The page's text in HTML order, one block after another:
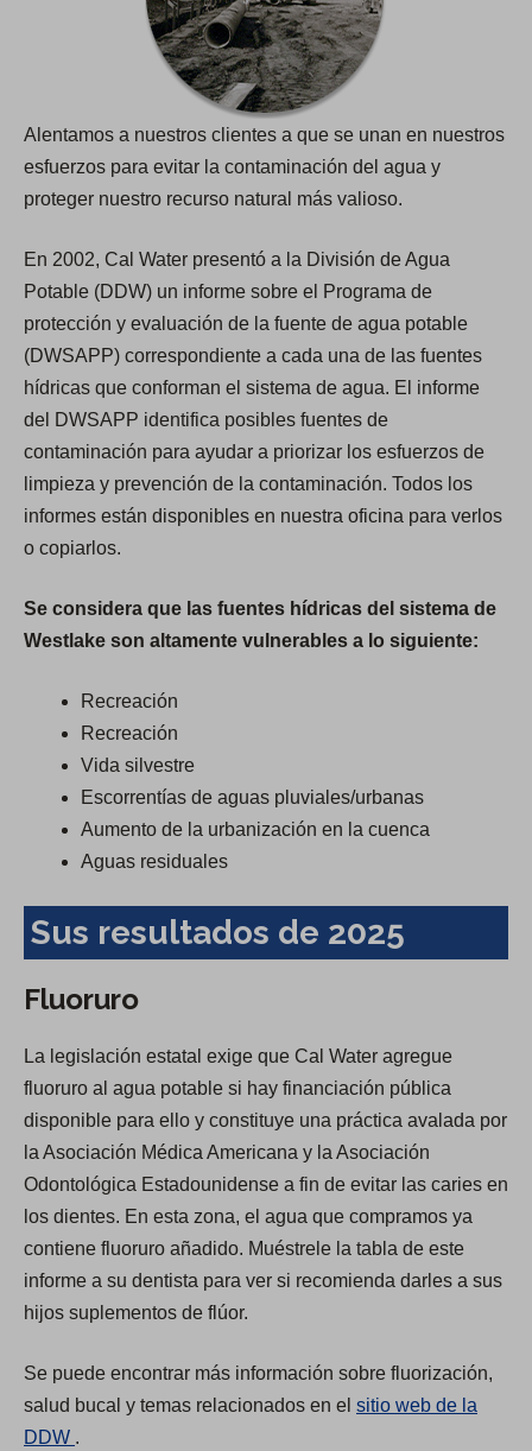
Alentamos a nuestros clientes a que se unan en nuestros
esfuerzos para evitar la contaminación del agua y
proteger nuestro recurso natural más valioso.
En 2002, Cal Water presentó a la División de Agua
Potable (DDW) un informe sobre el Programa de
protección y evaluación de la fuente de agua potable
(DWSAPP) correspondiente a cada una de las fuentes
hídricas que conforman el sistema de agua. El informe
del DWSAPP identifica posibles fuentes de
contaminación para ayudar a priorizar los esfuerzos de
limpieza y prevención de la contaminación. Todos los
informes están disponibles en nuestra oficina para verlos
o copiarlos.
Se considera que las fuentes hídricas del sistema de
Westlake son altamente vulnerables a lo siguiente:
Recreación
Recreación
Vida silvestre
Escorrentías de aguas pluviales/urbanas
Aumento de la urbanización en la cuenca
Aguas residuales
Sus resultados de 2025
Fluoruro
La legislación estatal exige que Cal Water agregue
fluoruro al agua potable si hay financiación pública
disponible para ello y constituye una práctica avalada por
la Asociación Médica Americana y la Asociación
Odontológica Estadounidense a fin de evitar las caries en
los dientes. En esta zona, el agua que compramos ya
contiene fluoruro añadido. Muéstrele la tabla de este
informe a su dentista para ver si recomienda darles a sus
hijos suplementos de flúor.
Se puede encontrar más información sobre fluorización,
salud bucal y temas relacionados en el sitio web de la
DDW .